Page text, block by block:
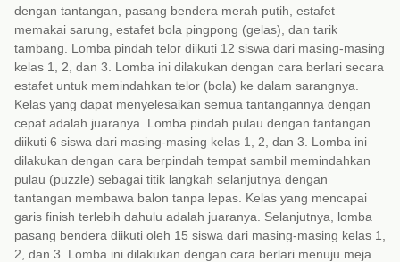
dengan tantangan, pasang bendera merah putih, estafet
memakai sarung, estafet bola pingpong (gelas), dan tarik
tambang. Lomba pindah telor diikuti 12 siswa dari masing-masing
kelas 1, 2, dan 3. Lomba ini dilakukan dengan cara berlari secara
estafet untuk memindahkan telor (bola) ke dalam sarangnya.
Kelas yang dapat menyelesaikan semua tantangannya dengan
cepat adalah juaranya. Lomba pindah pulau dengan tantangan
diikuti 6 siswa dari masing-masing kelas 1, 2, dan 3. Lomba ini
dilakukan dengan cara berpindah tempat sambil memindahkan
pulau (puzzle) sebagai titik langkah selanjutnya dengan
tantangan membawa balon tanpa lepas. Kelas yang mencapai
garis finish terlebih dahulu adalah juaranya. Selanjutnya, lomba
pasang bendera diikuti oleh 15 siswa dari masing-masing kelas 1,
2, dan 3. Lomba ini dilakukan dengan cara berlari menuju meja